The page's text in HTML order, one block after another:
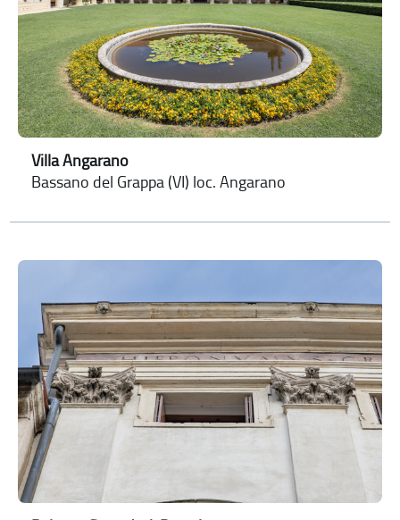
Villa Angarano
Bassano del Grappa (VI) loc. Angarano